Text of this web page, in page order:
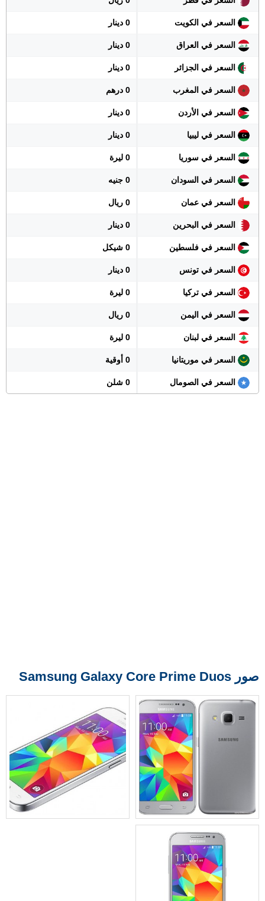
السعر في الكويت 0 دينار
السعر في العراق 0 دينار
السعر في الجزائر 0 دينار
السعر في المغرب 0 درهم
السعر في الأردن 0 دينار
السعر في ليبيا 0 دينار
السعر في سوريا 0 ليرة
السعر في السودان 0 جنيه
السعر في عمان 0 ريال
السعر في البحرين 0 دينار
السعر في فلسطين 0 شيكل
السعر في تونس 0 دينار
السعر في تركيا 0 ليرة
السعر في اليمن 0 ريال
السعر في لبنان 0 ليرة
السعر في موريتانيا 0 أوقية
السعر في الصومال 0 شلن
صور Samsung Galaxy Core Prime Duos